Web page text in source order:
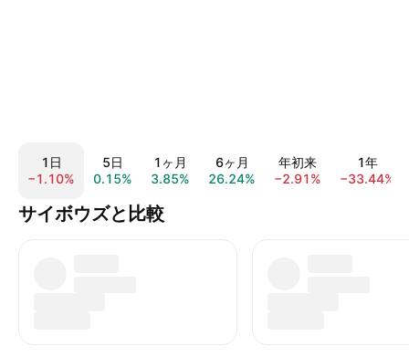
1日
−1.10%
5日
0.15%
1ヶ月
3.85%
6ヶ月
26.24%
年初来
−2.91%
1年
−33.44%
サイボウズと比較